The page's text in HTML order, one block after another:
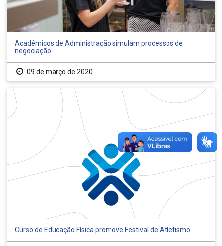
Acadêmicos de Administração simulam processos de
negociação
09 de março de 2020
Curso de Educação Física promove Festival de Atletismo